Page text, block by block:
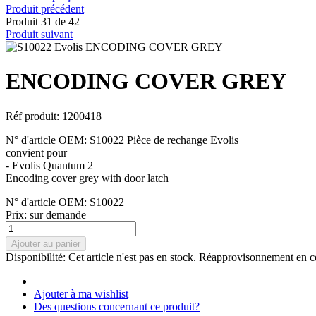
Produit précédent
Produit 31 de 42
Produit suivant
ENCODING COVER GREY
Réf produit: 1200418
N° d'article OEM: S10022 Pièce de rechange Evolis
convient pour
- Evolis Quantum 2
Encoding cover grey with door latch
N° d'article OEM: S10022
Prix: sur demande
Ajouter au panier
Disponibilité: Cet article n'est pas en stock. Réapprovisonnement en
Ajouter à ma wishlist
Des questions concernant ce produit?